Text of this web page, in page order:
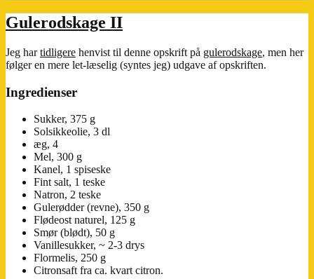
Gulerodskage II
Jeg hartidligere henvist til denne opskrift på gulerodskage, men her
følger en mere let-læselig (syntes jeg) udgave af opskriften.
Ingredienser
Sukker, 375 g
Solsikkeolie, 3 dl
æg, 4
Mel, 300 g
Kanel, 1 spiseske
Fint salt, 1 teske
Natron, 2 teske
Gulerødder (revne), 350 g
Flødeost naturel, 125 g
Smør (blødt), 50 g
Vanillesukker, ~ 2-3 drys
Flormelis, 250 g
Citronsaft fra ca. kvart citron.